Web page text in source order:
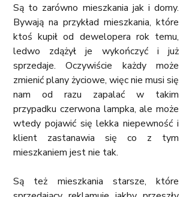
Są to zarówno mieszkania jak i domy.
Bywają na przykład mieszkania, które
ktoś kupił od dewelopera rok temu,
ledwo zdążył je wykończyć i już
sprzedaje. Oczywiście każdy może
zmienić plany życiowe, więc nie musi się
nam od razu zapalać w takim
przypadku czerwona lampka, ale może
wtedy pojawić się lekka niepewność i
klient zastanawia się co z tym
mieszkaniem jest nie tak.
Są też mieszkania starsze, które